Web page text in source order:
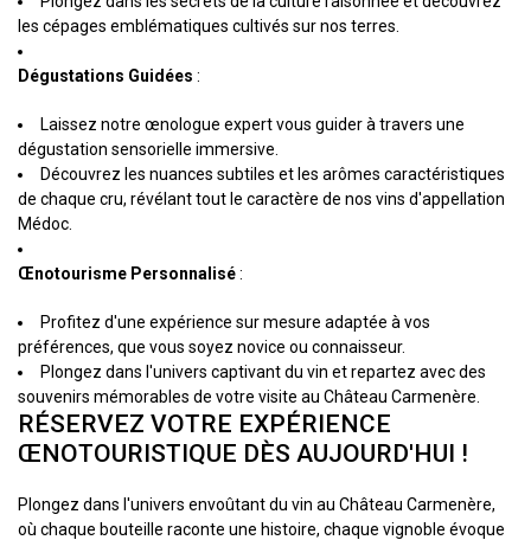
les cépages emblématiques cultivés sur nos terres.
Dégustations Guidées :
Laissez notre œnologue expert vous guider à travers une
dégustation sensorielle immersive.
Découvrez les nuances subtiles et les arômes caractéristiques
de chaque cru, révélant tout le caractère de nos vins d'appellation
Médoc.
Œnotourisme Personnalisé:
Profitez d'une expérience sur mesure adaptée à vos
préférences, que vous soyez novice ou connaisseur.
Plongez dans l'univers captivant du vin et repartez avec des
souvenirs mémorables de votre visite au Château Carmenère.
RÉSERVEZ VOTRE EXPÉRIENCE
ŒNOTOURISTIQUE DÈS AUJOURD'HUI !
Plongez dans l'univers envoûtant du vin au Château Carmenère,
où chaque bouteille raconte une histoire, chaque vignoble évoque